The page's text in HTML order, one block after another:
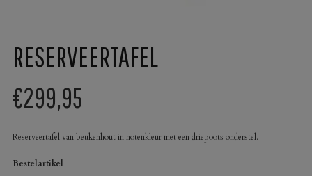
RESERVEERTAFEL
€299,95
Reserveertafel van beukenhout in notenkleur met een driepoots onderstel.
Bestelartikel